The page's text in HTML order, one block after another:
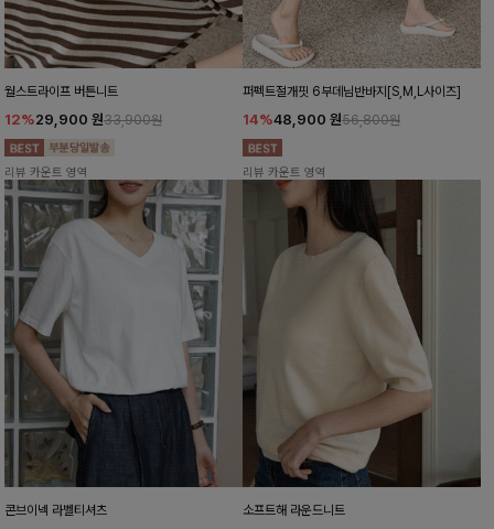
월스트라이프 버튼니트
12%29,900 원33,900원
리뷰 카운트 영역
퍼펙트절개핏 6부데님반바지[S,M,L사이즈]
14%48,900 원56,800원
리뷰 카운트 영역
콘브이넥 라벨티셔츠 소프트해 라운드니트